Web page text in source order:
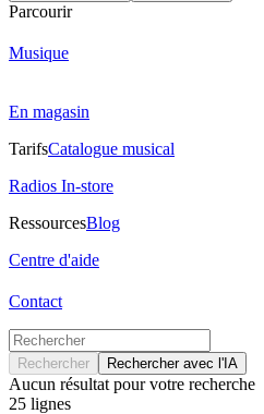
Parcourir
Musique
En magasin
TarifsCatalogue musical
Radios In-store
RessourcesBlog
Centre d'aide
Contact
Rechercher Rechercher avec l'IA
Aucun résultat pour votre recherche
25 lignes